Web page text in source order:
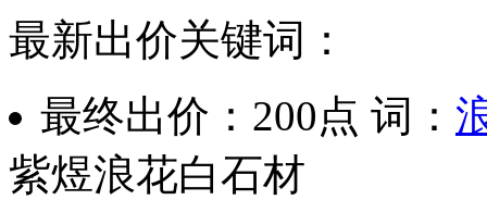
最新出价关键词：
最终出价： 200点 词：
紫煜浪花白石材